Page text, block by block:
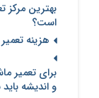
بهترین مرکز
است؟
هزینه
برای تعمیر
و اندیشه